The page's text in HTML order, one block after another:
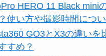
HERO 11 Black mini
使い方や撮影時間につい
GO3とX3の違いを
すめ？